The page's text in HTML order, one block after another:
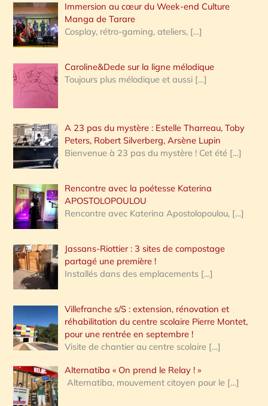
:
Immersion au cœur du Week-end Culture
Manga de Tarare
Cosplay, rétro-gaming, ateliers, […]
Caroline&Dede sur la ligne mélodique
Toujours plus mélodique et aussi […]
A 23 pas du mystère : Estelle Tharreau, Toby
Peters, Robert Silverberg, Arsène Lupin
Bienvenue à 23 pas du mystère ! Cet été […]
Rencontre avec la poétesse Katerina
APOSTOLOPOULOU
Rencontre avec Katerina Apostolopoulou, […]
Jassans-Riottier : 3 sites de compostage
partagé une première !
Installés dans des emplacements […]
Villefranche s/S : extension, rénovation et
réhabilitation du centre scolaire Pierre Montet,
pour une rentrée en septembre !
Visite de chantier au centre scolaire […]
Alternatiba « On prend le Relay ! »
Alternatiba, mouvement citoyen pour le […]